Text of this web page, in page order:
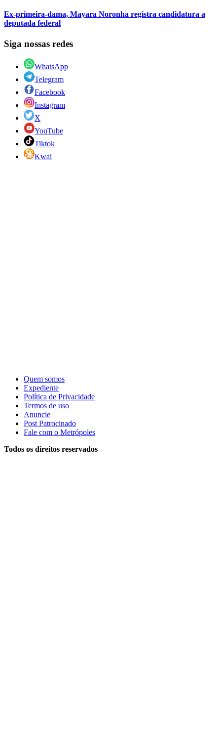
Ex-primeira-dama, Mayara Noronha registra candidatura a
deputada federal
Siga nossas redes
WhatsApp
Telegram
Facebook
Instagram
X
YouTube
Tiktok
Kwai
Quem somos
Expediente
Política de Privacidade
Termos de uso
Anuncie
Post Patrocinado
Fale com o Metrópoles
Todos os direitos reservados